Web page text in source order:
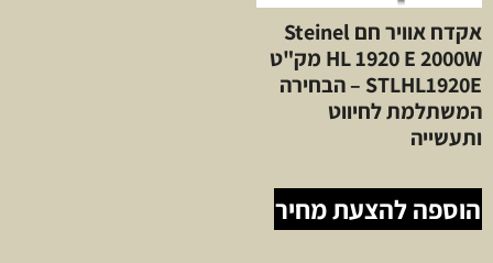
אקדח אוויר חם Steinel
HL 1920 E 2000W מק"ט
STLHL1920E – הבחירה
המשתלמת לחיווט
ותעשייה
הוספה להצעת מחיר